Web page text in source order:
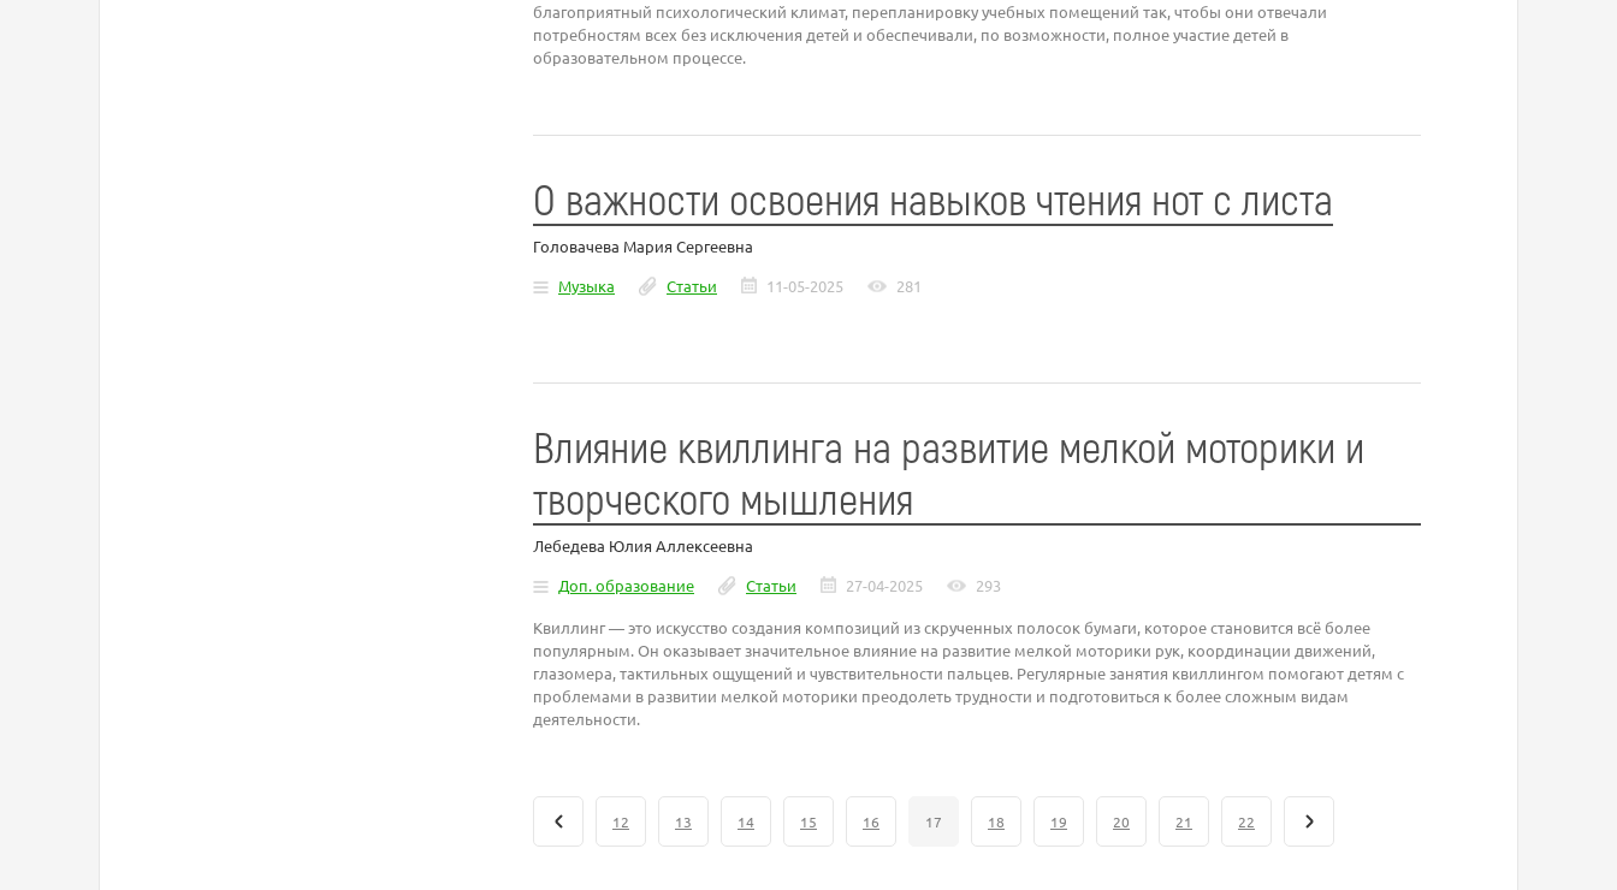
благоприятный психологический климат, перепланировку учебных помещений так, чтобы они отвечали
потребностям всех без исключения детей и обеспечивали, по возможности, полное участие детей в
образовательном процессе.
О важности освоения навыков чтения нот с листа
Головачева Мария Сергеевна
Музыка
Статьи 11-05-2025 281
Влияние квиллинга на развитие мелкой моторики и
творческого мышления
Лебедева Юлия Аллексеевна
Доп. образование
Статьи 27-04-2025 293
Квиллинг — это искусство создания композиций из скрученных полосок бумаги, которое становится всё более
популярным. Он оказывает значительное влияние на развитие мелкой моторики рук, координации движений,
глазомера, тактильных ощущений и чувствительности пальцев. Регулярные занятия квиллингом помогают детям с
проблемами в развитии мелкой моторики преодолеть трудности и подготовиться к более сложным видам
деятельности.
12 13 14 15 16 17 18 19 20 21 22